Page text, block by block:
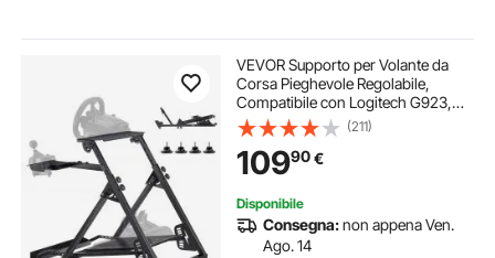
VEVOR Supporto per Volante da
Corsa Pieghevole Regolabile,
Compatibile con Logitech G923,
G920, G29, G27, Thrustmaster
T300RS TX F458, T500RS, T3PA-
PRO (F1/GT), Pedali NON Inclusi
(211)
10990€
Disponibile
Consegna:non appena Ven.
Ago. 14